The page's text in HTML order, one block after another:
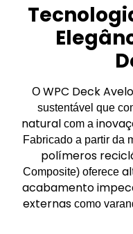
O WPC Deck
sustentável que
natural com a
Fabricado a partir da
polímeros
Composite) oferece
acabamento
externascomo